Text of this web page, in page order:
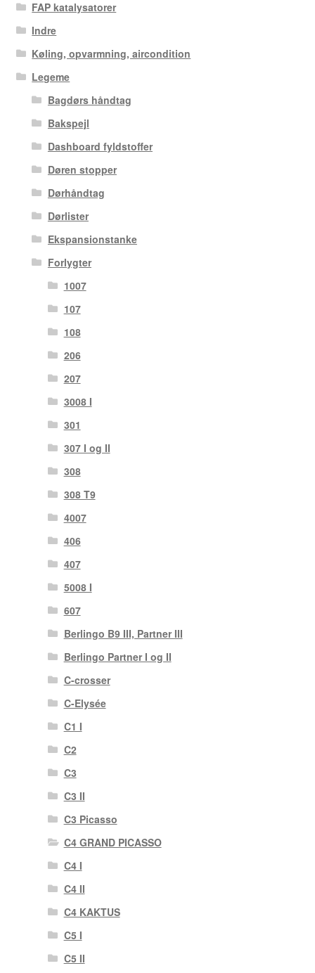
FAP katalysatorer
Indre
Køling, opvarmning, aircondition
Legeme
Bagdørs håndtag
Bakspejl
Dashboard fyldstoffer
Døren stopper
Dørhåndtag
Dørlister
Ekspansionstanke
Forlygter
1007
107
108
206
207
3008 I
301
307 I og II
308
308 T9
4007
406
407
5008 I
607
Berlingo B9 III, Partner III
Berlingo Partner I og II
C-crosser
C-Elysée
C1 I
C2
C3
C3 II
C3 Picasso
C4 GRAND PICASSO
C4 I
C4 II
C4 KAKTUS
C5 I
C5 II